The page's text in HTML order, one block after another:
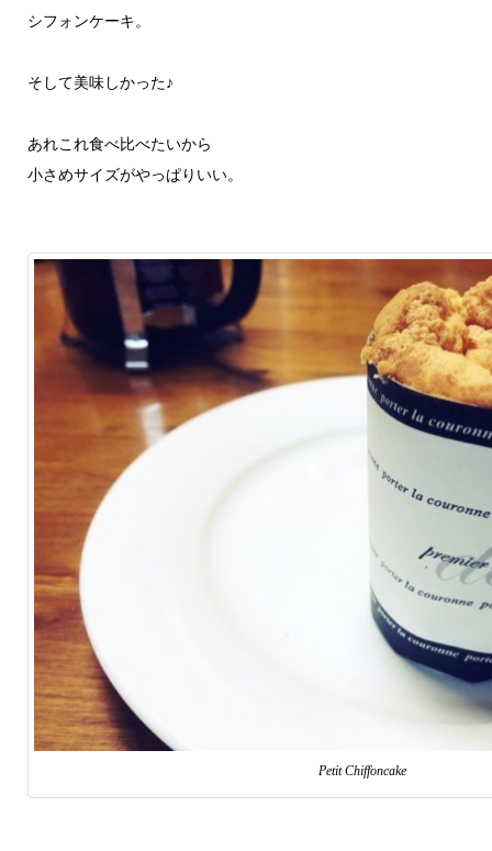
シフォンケーキ。
そして美味しかった♪
あれこれ食べ比べたいから
小さめサイズがやっぱりいい。
Petit Chiffoncake